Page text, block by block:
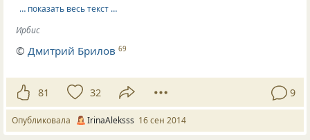
… показать весь текст …
Ирбис
©Дмитрий Брилов 69
81 32 9
Опубликовала IrinaAleksss 16 сен 2014